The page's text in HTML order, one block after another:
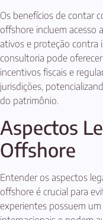
Os benefícios de contar
offshore incluem acesso
ativos e proteção contra
consultoria pode
incentivos fiscais e
jurisdições,
do patrimônio.
Aspectos
Offshore
Entender os aspectos
offshore é crucial para
experientes possuem